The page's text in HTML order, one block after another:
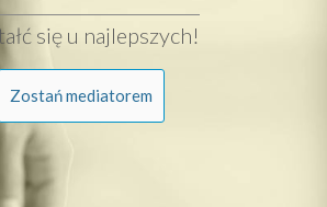
się u najlepszych!
Zostań mediatorem